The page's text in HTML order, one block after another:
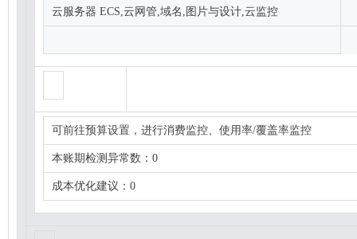
云服务器 ECS,云网管,域名,图片与设计,云监控
可前往预算设置，进行消费监控、使用率/覆盖率监控
本账期检测异常数：0
成本优化建议：0